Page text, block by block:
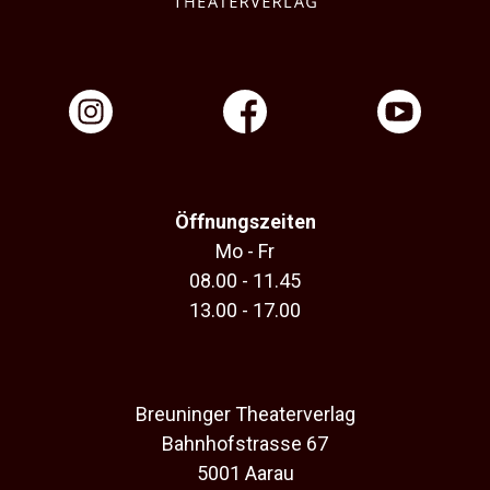
Öffnungszeiten
Mo - Fr
08.00 - 11.45
13.00 - 17.00
Breuninger Theaterverlag
Bahnhofstrasse 67
5001 Aarau